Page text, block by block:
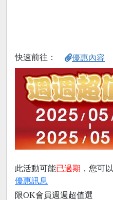
快速前往： 優惠內容
此活動可能已過期 ，您可以
優惠訊息
限OK會員週週超值選